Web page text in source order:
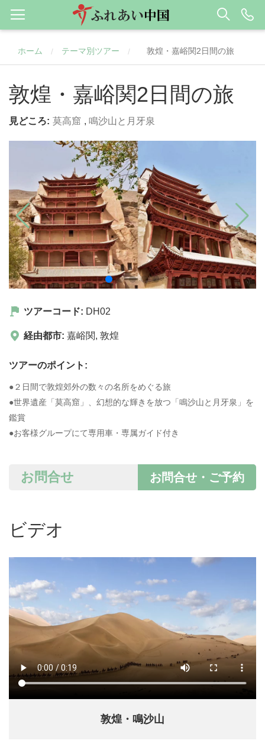
ホーム / テーマ別ツアー / 敦煌・嘉峪関2日間の旅
敦煌・嘉峪関2日間の旅
見どころ: 莫高窟 , 鳴沙山と月牙泉
ツアーコード: DH02
経由都市: 嘉峪関, 敦煌
ツアーのポイント:
●２日間で敦煌郊外の数々の名所をめぐる旅
●世界遺産「莫高窟」、幻想的な輝きを放つ「鳴沙山と月牙泉」を
鑑賞
●お客様グループにて専用車・専属ガイド付き
お問合せ・ご予約
お問合せ
ビデオ
敦煌・鳴沙山